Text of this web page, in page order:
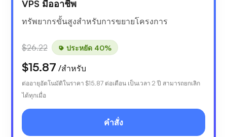
VPS มืออาชีพ
ทรัพยากรขั้นสูงสำหรับการขยายโครงการ
$26.22 ประหยัด 40%
$15.87 /สำหรับ
ต่ออายุอัตโนมัติในราคา $15.87 ต่อเดือน เป็นเวลา 2 ปี สามารถยกเลิก
ได้ทุกเมื่อ
คำสั่ง